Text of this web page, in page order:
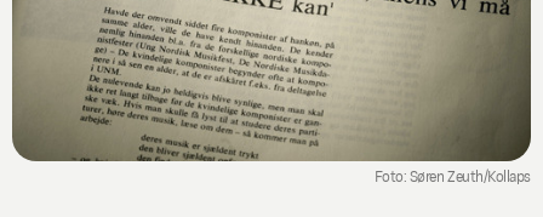
Foto: Søren Zeuth/Kollaps